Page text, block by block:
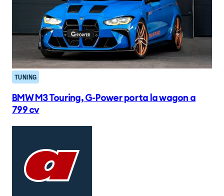
TUNING
BMW M3 Touring, G-Power porta la wagon a
799 cv